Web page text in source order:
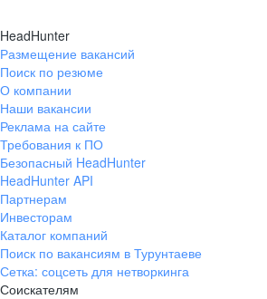
HeadHunter
Размещение вакансий
Поиск по резюме
О компании
Наши вакансии
Реклама на сайте
Требования к ПО
Безопасный HeadHunter
HeadHunter API
Партнерам
Инвесторам
Каталог компаний
Поиск по вакансиям в Турунтаеве
Сетка: соцсеть для нетворкинга
Соискателям